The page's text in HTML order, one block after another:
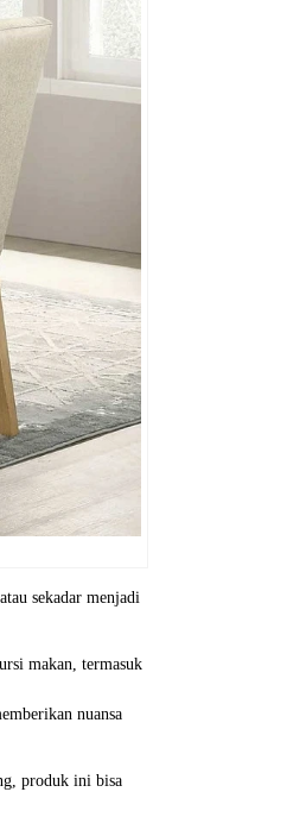
sekadar menjadi
makan, termasuk
nuansa
produk ini bisa